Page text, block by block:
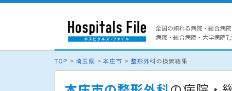
全国の頼れる病院・総合病
病院・総合病院・大学病院
TOP 埼玉県 本庄市 整形外科の検索結果